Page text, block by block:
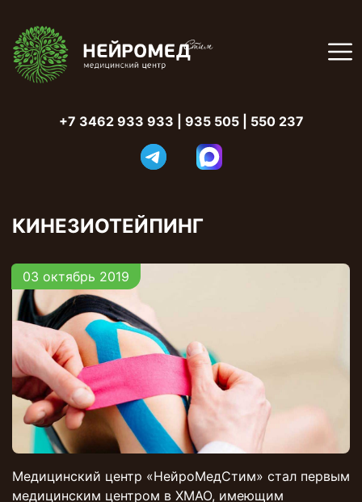
+7 3462 933 933 935 505 | 550 237
КИНЕЗИОТЕЙПИНГ
03 октябрь 2019
Медицинский центр «НейроМедСтим» стал первым
медицинским центром в ХМАО, имеющим